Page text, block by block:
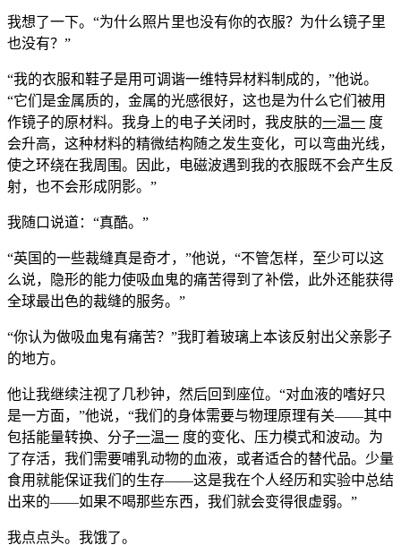
我想了一下。“为什么照片里也没有你的衣服？为什么镜子里
也没有？”
“我的衣服和鞋子是用可调谐一维特异材料制成的，”他说。
“它们是金属质的，金属的光感很好，这也是为什么它们被用
作镜子的原材料。我身上的电子关闭时，我皮肤的一温一 度
会升高，这种材料的精微结构随之发生变化，可以弯曲光线，
使之环绕在我周围。因此，电磁波遇到我的衣服既不会产生反
射，也不会形成阴影。”
我随口说道：“真酷。”
“英国的一些裁缝真是奇才，”他说，“不管怎样，至少可以这
么说，隐形的能力使吸血鬼的痛苦得到了补偿，此外还能获得
全球最出色的裁缝的服务。”
“你认为做吸血鬼有痛苦？”我盯着玻璃上本该反射出父亲影子
的地方。
他让我继续注视了几秒钟，然后回到座位。“对血液的嗜好只
是一方面，”他说，“我们的身体需要与物理原理有关——其中
包括能量转换、分子一温一 度的变化、压力模式和波动。为
了存活，我们需要哺乳动物的血液，或者适合的替代品。少量
食用就能保证我们的生存——这是我在个人经历和实验中总结
出来的——如果不喝那些东西，我们就会变得很虚弱。”
我点点头。我饿了。